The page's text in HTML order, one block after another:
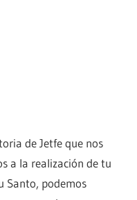
de Jetfe que nos
a la realización de tu
Santo, podemos